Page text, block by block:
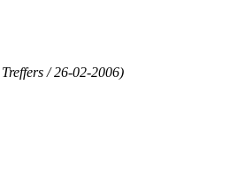
/ 26-02-2006)